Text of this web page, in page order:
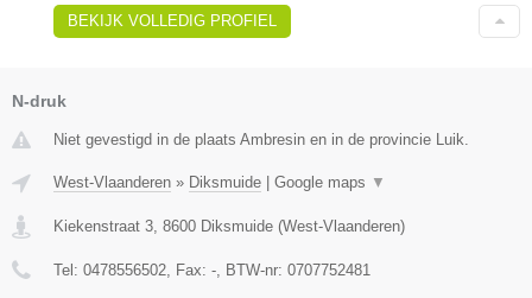
BEKIJK VOLLEDIG PROFIEL
N-druk
Niet gevestigd in de plaats Ambresin en in de provincie Luik.
West-Vlaanderen » Diksmuide | Google maps ▼
Kiekenstraat 3 8600 Diksmuide (West-Vlaanderen)
Tel: 0478556502 , Fax: - , BTW-nr: 0707752481